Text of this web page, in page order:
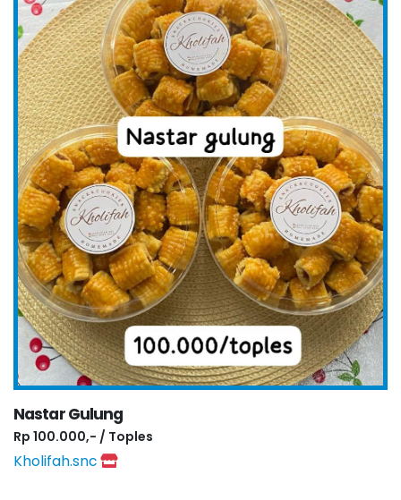
Nastar Gulung
Rp 100.000,- / Toples
Kholifah.snc